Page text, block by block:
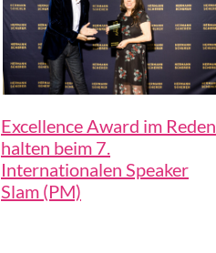
Excellence Award im Reden
halten beim 7.
Internationalen Speaker
Slam (PM)